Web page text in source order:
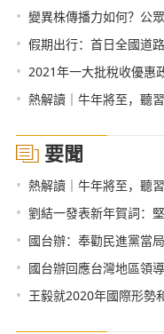
• 變異株傳播力如何？公
• 假期出行：首日全國道
• 2021年一大批稅收優惠
• 熱解讀｜牛年將至，聽
要聞
• 熱解讀｜牛年將至，聽
• 劉結一發表新年賀詞：
• 國台辦：奉勸民進黨當
• 國台辦回應台灣地區領
• 王毅就2020年國際形勢